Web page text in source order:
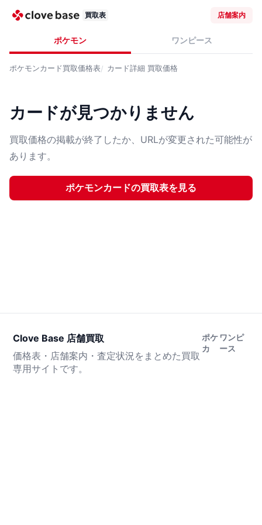
買取表 店舗案内
ポケモン ワンピース
ポケモンカード買取価格表 カード詳細 買取価格
カードが見つかりません
買取価格の掲載が終了したか、URLが変更された可能性が
あります。
ポケモンカードの買取表を見る
Clove Base 店舗買取
価格表・店舗案内・査定状況をまとめた買取
専用サイトです。
ポケ
カ
ワンピ
ース